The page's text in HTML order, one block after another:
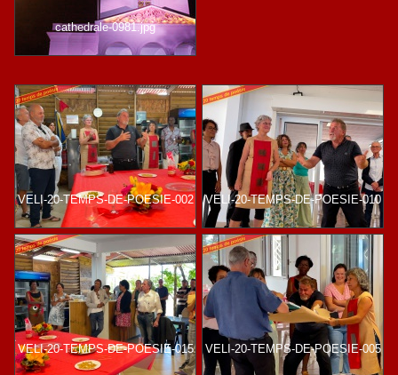
cathedrale-0981.jpg
VELI-20-TEMPS-DE-POESIE-002 VELI-20-TEMPS-DE-POESIE-010
VELI-20-TEMPS-DE-POESIE-015 VELI-20-TEMPS-DE-POESIE-005